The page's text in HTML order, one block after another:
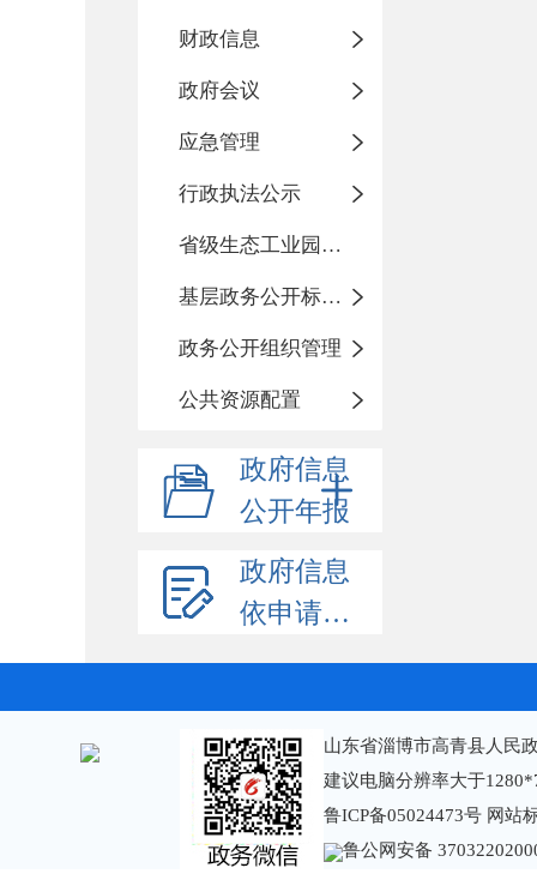
财政信息
政府会议
应急管理
行政执法公示
省级生态工业园区建设
基层政务公开标准化规范化
政务公开组织管理
公共资源配置
政府信息
公开年报
政府信息
依申请公开
山东省淄博市高青县人民
建议电脑分辨率大于
鲁ICP备05024473号 网站
鲁公网安备